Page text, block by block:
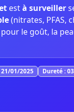
està surveiller
(nitrates, PFAS,
le goût, la
21/01/2025
Dureté :